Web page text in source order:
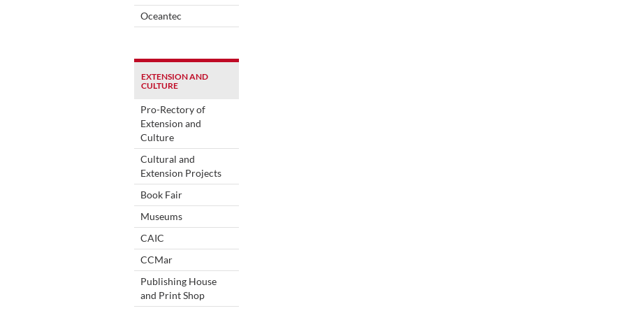
Oceantec
EXTENSION AND
CULTURE
Pro-Rectory of
Extension and
Culture
Cultural and
Extension Projects
Book Fair
Museums
CAIC
CCMar
Publishing House
and Print Shop